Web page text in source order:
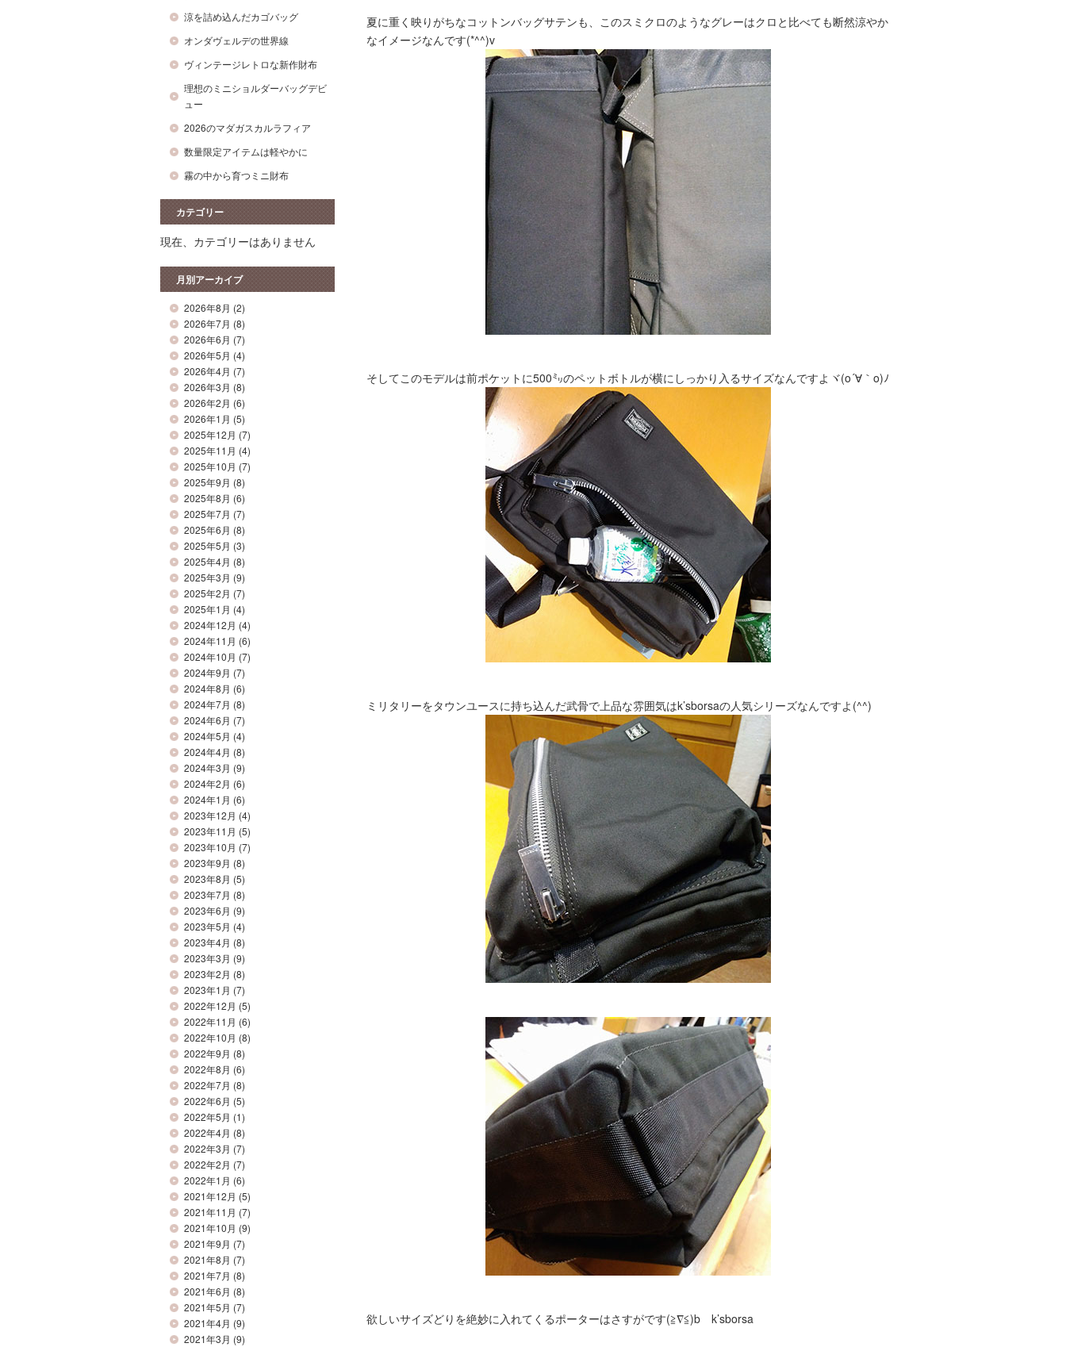
涼を詰め込んだカゴバッグ
オンダヴェルデの世界線
ヴィンテージレトロな新作財布
理想のミニショルダーバッグデビ
ュー
2026のマダガスカルラフィア
数量限定アイテムは軽やかに
霧の中から育つミニ財布
カテゴリー
現在、カテゴリーはありません
月別アーカイブ
2026年8月 (2)
2026年7月 (8)
2026年6月 (7)
2026年5月 (4)
2026年4月 (7)
2026年3月 (8)
2026年2月 (6)
2026年1月 (5)
2025年12月 (7)
2025年11月 (4)
2025年10月 (7)
2025年9月 (8)
2025年8月 (6)
2025年7月 (7)
2025年6月 (8)
2025年5月 (3)
2025年4月 (8)
2025年3月 (9)
2025年2月 (7)
2025年1月 (4)
2024年12月 (4)
2024年11月 (6)
2024年10月 (7)
2024年9月 (7)
2024年8月 (6)
2024年7月 (8)
2024年6月 (7)
2024年5月 (4)
2024年4月 (8)
2024年3月 (9)
2024年2月 (6)
2024年1月 (6)
2023年12月 (4)
2023年11月 (5)
2023年10月 (7)
2023年9月 (8)
2023年8月 (5)
2023年7月 (8)
2023年6月 (9)
2023年5月 (4)
2023年4月 (8)
2023年3月 (9)
2023年2月 (8)
2023年1月 (7)
2022年12月 (5)
2022年11月 (6)
2022年10月 (8)
2022年9月 (8)
2022年8月 (6)
2022年7月 (8)
2022年6月 (5)
2022年5月 (1)
2022年4月 (8)
2022年3月 (7)
2022年2月 (7)
2022年1月 (6)
2021年12月 (5)
2021年11月 (7)
2021年10月 (9)
2021年9月 (7)
2021年8月 (7)
2021年7月 (8)
2021年6月 (8)
2021年5月 (7)
2021年4月 (9)
2021年3月 (9)
夏に重く映りがちなコットンバッグサテンも、このスミクロのようなグレーはクロと比べても断然涼やか
なイメージなんです(*^^)v
そしてこのモデルは前ポケットに500㍉のペットボトルが横にしっかり入るサイズなんですよヾ(o´∀｀o)ﾉ
ミリタリーをタウンユースに持ち込んだ武骨で上品な雰囲気はk’sborsaの人気シリーズなんですよ(^^)
欲しいサイズどりを絶妙に入れてくるポーターはさすがです(≧∇≦)b k’sborsa